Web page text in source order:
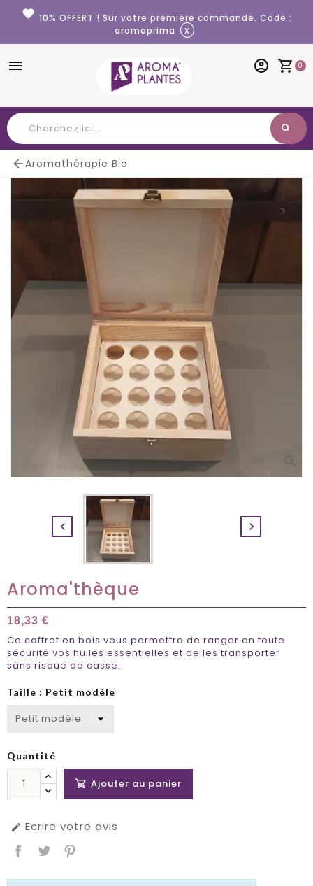
Panneau de gestion des cookies
favorite 10% OFFERT ! Sur votre première commande. Code :
aromaprima
x
menu shopping_cart 0
account_circle
search
Aromathérapie Bio
search
 
Aroma'thèque
18,33 €
Ce coffret en bois vous permettra de ranger en toute
sécurité vos huiles essentielles et de les transporter
sans risque de casse.
Taille : Petit modèle
Quantité
 Ajouter au panier
 Ecrire votre avis